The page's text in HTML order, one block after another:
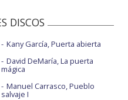
DISCOS
Kany García, Puerta abierta
David DeMaría, La puerta
mágica
Manuel Carrasco, Pueblo
salvaje I